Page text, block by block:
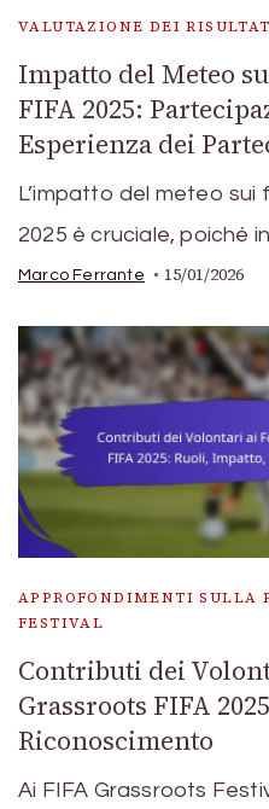
VALUTAZIONE DEI
Impatto del Meteo
FIFA 2025:
Esperienza dei
L’impatto del meteo sui
2025 è cruciale, poiché
Marco Ferrante 15/01/2026
APPROFONDIMENTI SULLA
FESTIVAL
Contributi dei
Grassroots FIFA
Riconoscimento
Ai FIFA Grassroots